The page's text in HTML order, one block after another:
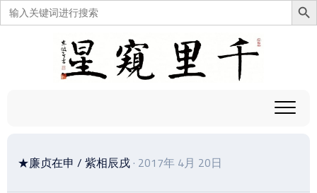
搜
索：
★廉贞在申 / 紫相辰戌 · 2017年 4月 20日